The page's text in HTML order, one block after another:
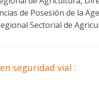
de Posesión de la
Sectorial de
seguridad vial :